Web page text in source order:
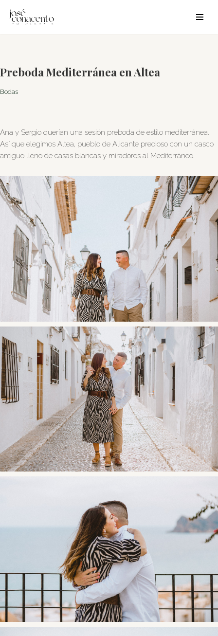
Saltar
Preboda Mediterránea en Altea
Bodas
Ana y Sergio querían una sesión preboda de estilo mediterránea.
Así que elegimos Altea, pueblo de Alicante precioso con un casco
antiguo lleno de casas blancas y miradores al Mediterráneo.